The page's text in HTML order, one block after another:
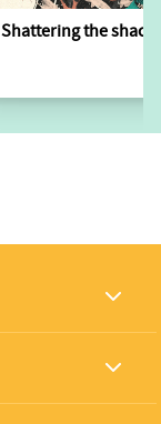
Shattering the